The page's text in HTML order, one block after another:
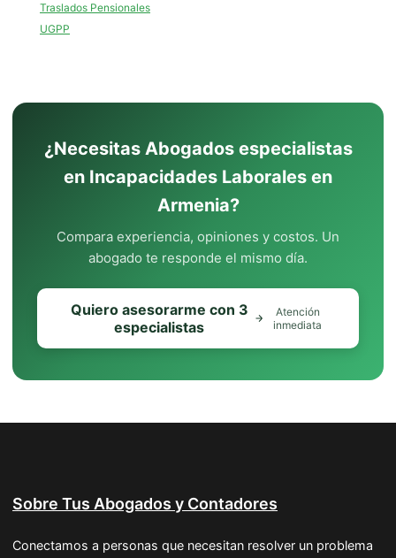
Traslados Pensionales
UGPP
¿Necesitas Abogados especialistas
en Incapacidades Laborales en
Armenia?
Compara experiencia, opiniones y costos. Un
abogado te responde el mismo día.
Quiero asesorarme con 3
especialistas
Atención
inmediata
Sobre Tus Abogados y Contadores
Conectamos a personas que necesitan resolver un problema